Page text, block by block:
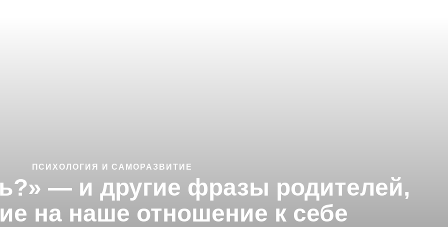
ПСИХОЛОГИЯ И САМОРАЗВИТИЕ
— и другие фразы родителей,
на наше отношение к себе